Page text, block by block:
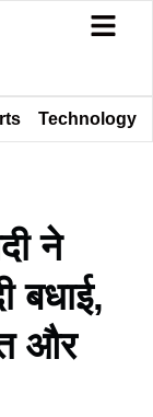
Technology
ने
बधाई,
और